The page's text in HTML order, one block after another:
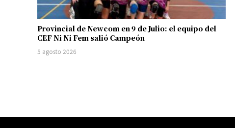
Provincial de Newcom en 9 de Julio: el equipo del
CEF Ni Ni Fem salió Campeón
5 agosto 2026